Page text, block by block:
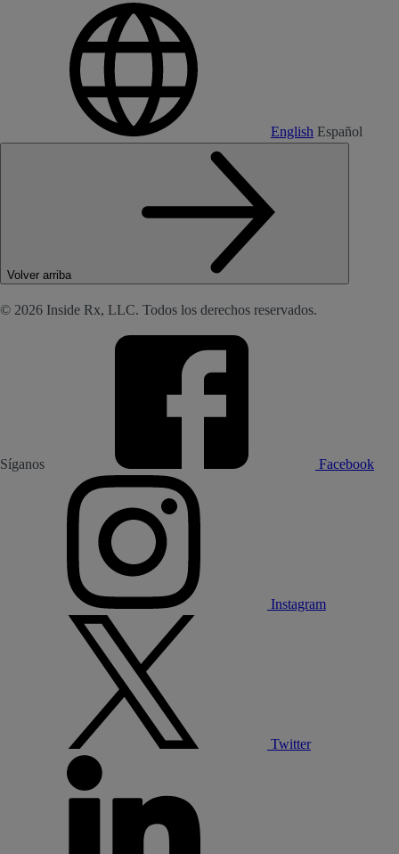
English Español
Volver arriba
© 2026 Inside Rx, LLC. Todos los derechos reservados.
Síganos Facebook
Instagram
Twitter